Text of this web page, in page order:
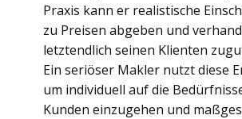
Praxis kann er realistische
zu Preisen abgeben und
letztendlich seinen Klienten
Ein seriöser Makler nutzt diese
um individuell auf die
Kunden einzugehen und